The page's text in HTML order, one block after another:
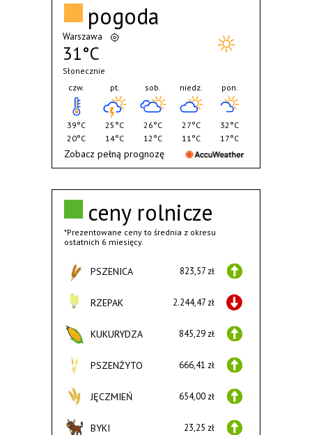
ceny rolnicze
*Prezentowane ceny to średnia z okresu
ostatnich 6 miesięcy.
PSZENICA 823,57 zł
RZEPAK 2.244,47 zł
KUKURYDZA 845,29 zł
PSZENŻYTO 666,41 zł
JĘCZMIEŃ 654,00 zł
BYKI 23,25 zł
pogoda
Warszawa
31°C
Słonecznie
czw.
39°C
20°C
pt.
25°C
14°C
sob.
26°C
12°C
niedz.
27°C
11°C
pon.
32°C
17°C
Zobacz pełną prognozę